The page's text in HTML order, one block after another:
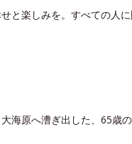
と楽しみを。すべての人に
海原へ漕ぎ出した、65歳の